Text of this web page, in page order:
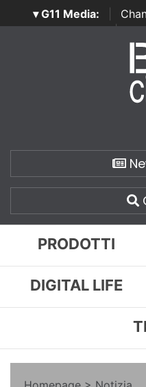
▾ G11 Media:
SecurityOpenLab |
PRODOTTI
DIGITAL LIFE